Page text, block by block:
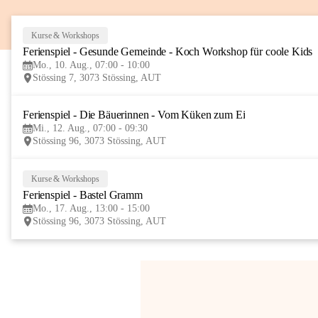
Kurse & Workshops
Ferienspiel - Gesunde Gemeinde - Koch Workshop für coole Kids
Mo., 10. Aug., 07:00 - 10:00
Stössing 7, 3073 Stössing, AUT
Ferienspiel - Die Bäuerinnen - Vom Küken zum Ei
Mi., 12. Aug., 07:00 - 09:30
Stössing 96, 3073 Stössing, AUT
Kurse & Workshops
Ferienspiel - Bastel Gramm
Mo., 17. Aug., 13:00 - 15:00
Stössing 96, 3073 Stössing, AUT